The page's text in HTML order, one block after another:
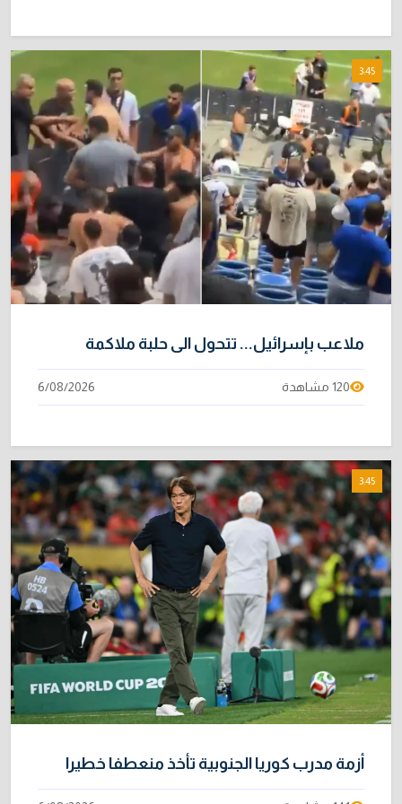
3:45
ملاعب بإسرائيل‬... تتحول الى حلبة ملاكمة
120 مشاهدة 6/08/2026
3:45
أزمة مدرب كوريا الجنوبية تأخذ منعطفا خطيرا